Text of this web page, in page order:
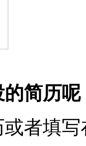
简历呢
者填